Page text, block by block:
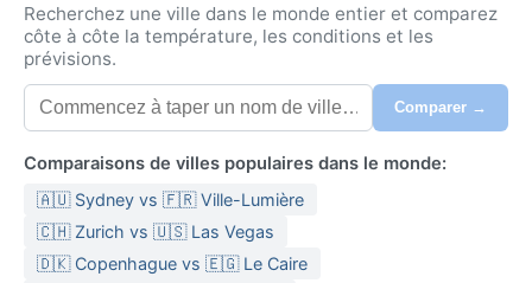
Recherchez une ville dans le monde entier et comparez
côte à côte la température, les conditions et les
prévisions.
Comparer →
Comparaisons de villes populaires dans le monde:
🇦🇺 Sydney vs 🇫🇷 Ville-Lumière
🇨🇭 Zurich vs 🇺🇸 Las Vegas
🇩🇰 Copenhague vs 🇪🇬 Le Caire